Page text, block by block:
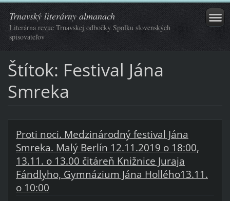
Trnavský literárny almanach
Literárna revue Trnavskej odbočky Spolku slovenských
spisovateľov
Štítok: Festival Jána
Smreka
Proti noci. Medzinárodný festival Jána
Smreka. Malý Berlín 12.11.2019 o 18:00,
13.11. o 13.00 čitáreň Knižnice Juraja
Fándlyho, Gymnázium Jána Hollého13.11.
o 10:00